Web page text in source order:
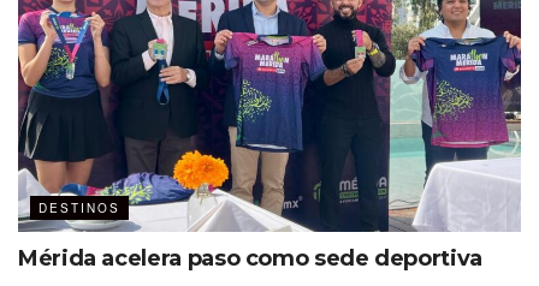
esta ciudad como atractivo para las
actividades pre o post congreso o
convención, y viceversa. Gracias al
Cross Border Xpress (CBX) estamos
a menos de 15 minutos de
distancia”.
Miguel Aguiñiga
DESTINOS
Mérida acelera paso como sede deportiva